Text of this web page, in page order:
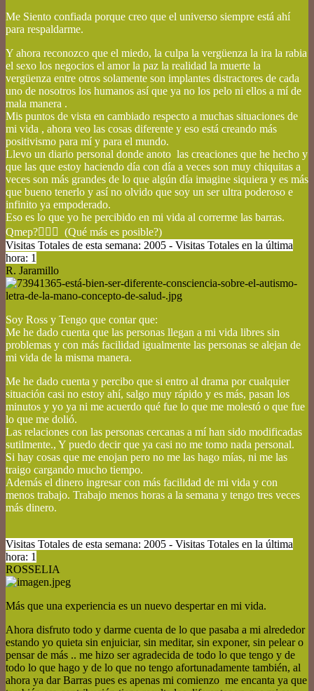
Me Siento confiada porque creo que el universo siempre está ahí
para respaldarme.
Y ahora reconozco que el miedo, la culpa la vergüenza la ira la rabia
el sexo los negocios el amor la paz la realidad la muerte la
vergüenza entre otros solamente son implantes distractores de cada
uno de nosotros los humanos así que ya no los pelo ni ellos a mí de
mala manera .
Mis puntos de vista en cambiado respecto a muchas situaciones de
mi vida , ahora veo las cosas diferente y eso está creando más
positivismo para mí y para el mundo.
Llevo un diario personal donde anoto las creaciones que he hecho y
que las que estoy haciendo día con día a veces son muy chiquitas a
veces son más grandes de lo que algún día imagine siquiera y es más
que bueno tenerlo y así no olvido que soy un ser ultra poderoso e
infinito ya empoderado.
Eso es lo que yo he percibido en mi vida al correrme las barras.
Qmep?💆🏼‍♀ (Qué más es posible?)
Visitas Totales de esta semana: 2005 - Visitas Totales en la última
hora: 1
R. Jaramillo
Soy Ross y Tengo que contar que:
Me he dado cuenta que las personas llegan a mi vida libres sin
problemas y con más facilidad igualmente las personas se alejan de
mi vida de la misma manera.
Me he dado cuenta y percibo que si entro al drama por cualquier
situación casi no estoy ahí, salgo muy rápido y es más, pasan los
minutos y yo ya ni me acuerdo qué fue lo que me molestó o que fue
lo que me dolió.
Las relaciones con las personas cercanas a mí han sido modificadas
sutilmente., Y puedo decir que ya casi no me tomo nada personal.
Si hay cosas que me enojan pero no me las hago mías, ni me las
traigo cargando mucho tiempo.
Además el dinero ingresar con más facilidad de mi vida y con
menos trabajo. Trabajo menos horas a la semana y tengo tres veces
más dinero.
Visitas Totales de esta semana: 2005 - Visitas Totales en la última
hora: 1
ROSSELIA
Más que una experiencia es un nuevo despertar en mi vida.
Ahora disfruto todo y darme cuenta de lo que pasaba a mi alrededor
estando yo quieta sin enjuiciar, sin meditar, sin exponer, sin pelear o
pensar de más .. me hizo ser agradecida de todo lo que tengo y de
todo lo que hago y de lo que no tengo afortunadamente también, al
ahora ya dar Barras pues es apenas mi comienzo me encanta ya que